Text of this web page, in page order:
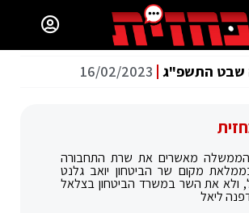
שבט התשפ"ג 16/02/2023
הממשלה מאשרים את שרת התחבורה
מקום שר הביטחון יואב גלנט
ולא את השר במשרד הביטחון בצלאל
ליאל